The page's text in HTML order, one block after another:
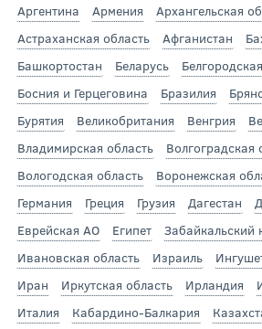
Аргентина
Армения
Архангельская
Астраханская область
Афганистан
Башкортостан
Беларусь
Босния и Герцеговина
Бразилия
Бурятия
Великобритания Венгрия
Владимирская область
Волгоградская
Вологодская область
Воронежская
Германия
Греция Грузия Дагестан
Еврейская АО
Египет
Забайкальский
Ивановская область
Израиль
Иран
Иркутская область Ирландия
Италия
Кабардино-Балкария